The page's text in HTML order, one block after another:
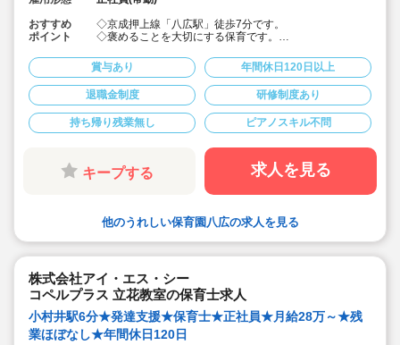
おすすめ
ポイント
◇京成押上線「八広駅」徒歩7分です。
◇褒めることを大切にする保育です。
◇給与水準高めです。頑張った分評価賞与で還元されま
す
◇評価賞与額も年々アップされています
◇プライベートを重視して働けます！
◇子ども達各人のペースに合わせて進めていきます。
◇きれいな園舎でご勤務いただけます！
◇介護施設を運営している会社なので、異世代間交流が
◇研修制度も充実しており、職員の方の成長をサポート
しています！
◇みらいスターズプログラムという独自の教育プログラ
キュラムがあります
レクチャーしてくれたりと職員が学べる環境もあります
◇食育行事食、お弁当給食、クッキングに取り組んでい
ます。
◇働きやすい環境づくりが評価され「くるみん」認定・
「パートタイム労働者活躍推進企業表彰、最優良賞」受
賞
賞与あり 年間休日120日以上
退職金制度 研修制度あり
持ち帰り残業無し ピアノスキル不問
キープする 求人を見る
他のうれしい保育園八広の求人を見る
株式会社アイ・エス・シー
コペルプラス 立花教室の保育士求人
小村井駅6分★発達支援★保育士★正社員★月給28万～★残
業ほぼなし★年間休日120日